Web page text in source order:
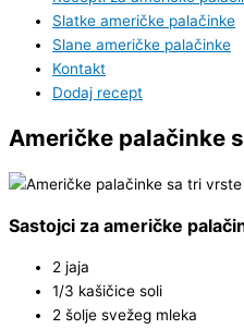
Slatke američke palačinke
Slane američke palačinke
Kontakt
Dodaj recept
Američke palačinke
Sastojci za američke
2 jaja
1/3 kašičice soli
2 šolje svežeg mleka